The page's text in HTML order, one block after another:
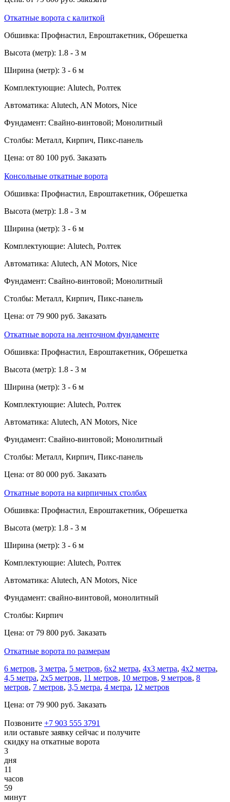
Откатные ворота с калиткой
Обшивка: Профнастил, Евроштакетник, Обрешетка
Высота (метр): 1.8 - 3 м
Ширина (метр): 3 - 6 м
Комплектующие: Alutech, Ролтек
Автоматика: Alutech, AN Motors, Nice
Фундамент: Свайно-винтовой; Монолитный
Столбы: Металл, Кирпич, Пикс-панель
Цена: от 80 100 руб. Заказать
Консольные откатные ворота
Обшивка: Профнастил, Евроштакетник, Обрешетка
Высота (метр): 1.8 - 3 м
Ширина (метр): 3 - 6 м
Комплектующие: Alutech, Ролтек
Автоматика: Alutech, AN Motors, Nice
Фундамент: Свайно-винтовой; Монолитный
Столбы: Металл, Кирпич, Пикс-панель
Цена: от 79 900 руб. Заказать
Откатные ворота на ленточном фундаменте
Обшивка: Профнастил, Евроштакетник, Обрешетка
Высота (метр): 1.8 - 3 м
Ширина (метр): 3 - 6 м
Комплектующие: Alutech, Ролтек
Автоматика: Alutech, AN Motors, Nice
Фундамент: Свайно-винтовой; Монолитный
Столбы: Металл, Кирпич, Пикс-панель
Цена: от 80 000 руб. Заказать
Откатные ворота на кирпичных столбах
Обшивка: Профнастил, Евроштакетник, Обрешетка
Высота (метр): 1.8 - 3 м
Ширина (метр): 3 - 6 м
Комплектующие: Alutech, Ролтек
Автоматика: Alutech, AN Motors, Nice
Фундамент: свайно-винтовой, монолитный
Столбы: Кирпич
Цена: от 79 800 руб. Заказать
Откатные ворота по размерам
6 метров, 3 метра, 5 метров, 6x2 метра, 4х3 метра, 4х2 метра,
4,5 метра, 2х5 метров, 11 метров, 10 метров, 9 метров, 8
метров, 7 метров, 3,5 метра, 4 метра, 12 метров
Цена: от 79 900 руб. Заказать
Позвоните +7 903 555 3791
или оставьте заявку сейчас и получите
скидку на откатные ворота
3
дня
11
часов
59
минут